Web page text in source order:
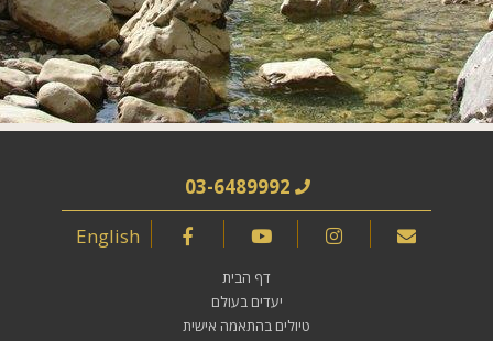
03-6489992
English
דף הבית
יעדים בעולם
טיולים בהתאמה אישית